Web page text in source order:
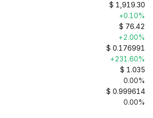
$ 1,919.30
+0.10%
$ 76.42
+2.00%
$ 0.176991
+231.60%
$ 1.035
0.00%
$ 0.999614
0.00%